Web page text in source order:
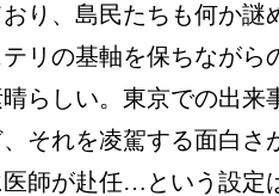
り、島民たちも何か謎
リの基軸を保ちながら
らしい。東京での出
それを凌駕する面白さ
師が赴任…という設定